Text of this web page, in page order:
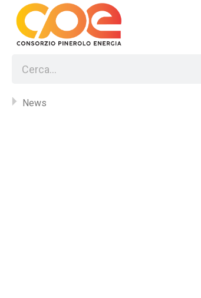
contenuto
News